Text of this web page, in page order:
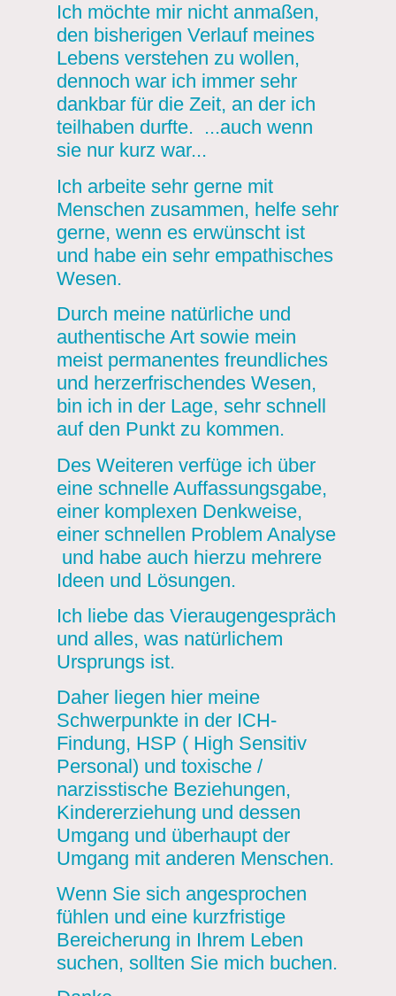
Ich möchte mir nicht anmaßen,
den bisherigen Verlauf meines
Lebens verstehen zu wollen,
dennoch war ich immer sehr
dankbar für die Zeit, an der ich
teilhaben durfte. ...auch wenn
sie nur kurz war...
Ich arbeite sehr gerne mit
Menschen zusammen, helfe sehr
gerne, wenn es erwünscht ist
und habe ein sehr empathisches
Wesen.
Durch meine natürliche und
authentische Art sowie mein
meist permanentes freundliches
und herzerfrischendes Wesen,
bin ich in der Lage, sehr schnell
auf den Punkt zu kommen.
Des Weiteren verfüge ich über
eine schnelle Auffassungsgabe,
einer komplexen Denkweise,
einer schnellen Problem Analyse
und habe auch hierzu mehrere
Ideen und Lösungen.
Ich liebe das Vieraugengespräch
und alles, was natürlichem
Ursprungs ist.
Daher liegen hier meine
Schwerpunkte in der ICH-
Findung, HSP ( High Sensitiv
Personal) und toxische /
narzisstische Beziehungen,
Kindererziehung und dessen
Umgang und überhaupt der
Umgang mit anderen Menschen.
Wenn Sie sich angesprochen
fühlen und eine kurzfristige
Bereicherung in Ihrem Leben
suchen, sollten Sie mich buchen.